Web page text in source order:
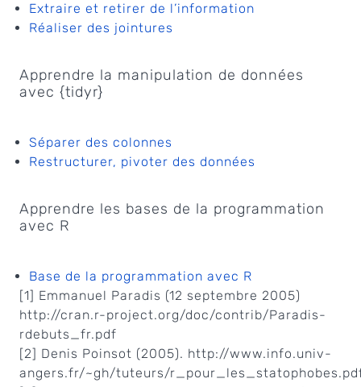
Extraire et retirer de l’information
Réaliser des jointures
Apprendre la manipulation de données
avec {tidyr}
Séparer des colonnes
Restructurer, pivoter des données
Apprendre les bases de la programmation
avec R
Base de la programmation avec R
[1] Emmanuel Paradis (12 septembre 2005)
http://cran.r-project.org/doc/contrib/Paradis-
rdebuts_fr.pdf
[2] Denis Poinsot (2005). http://www.info.univ-
angers.fr/~gh/tuteurs/